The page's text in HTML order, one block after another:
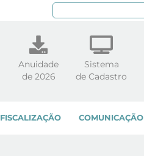
FISCALIZAÇÃO COMUNICAÇÃO
Anuidade
de 2026
Sistema
de Cadastro